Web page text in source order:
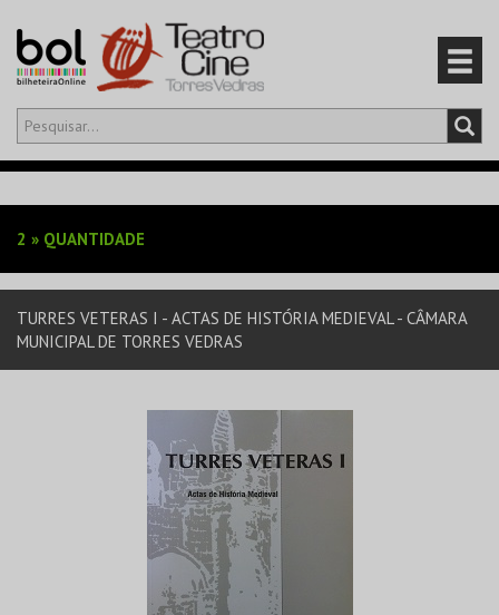
Olá,iniciar sessão
EVENTOS
CARTÕES
2 » QUANTIDADE
TURRES VETERAS I - ACTAS DE HISTÓRIA MEDIEVAL - CÂMARA
MUNICIPAL DE TORRES VEDRAS